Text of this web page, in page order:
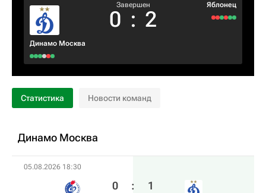
Динамо Москва
Завершен
0 : 2
Яблонец
Статистика Новости команд
Динамо Москва
05.08.2026 18:30
0 : 1